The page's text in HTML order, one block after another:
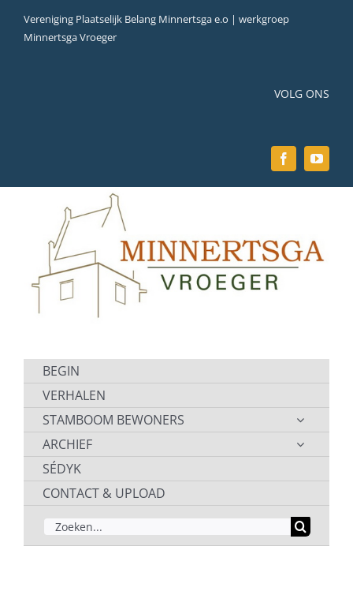
naar
Vereniging Plaatselijk Belang Minnertsga e.o | werkgroep
Minnertsga Vroeger
VOLG ONS
BEGIN
VERHALEN
STAMBOOM BEWONERS
ARCHIEF
SÉDYK
CONTACT & UPLOAD
ZOEKEN
NAAR: